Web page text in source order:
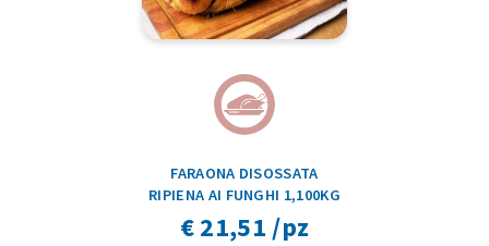
FARAONA DISOSSATA
RIPIENA AI FUNGHI 1,100KG
€ 21,51 /pz